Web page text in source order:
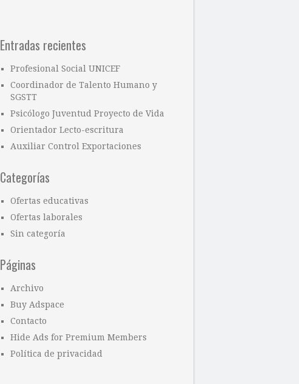
Entradas recientes
Profesional Social UNICEF
Coordinador de Talento Humano y
SGSTT
Psicólogo Juventud Proyecto de Vida
Orientador Lecto-escritura
Auxiliar Control Exportaciones
Categorías
Ofertas educativas
Ofertas laborales
Sin categoría
Páginas
Archivo
Buy Adspace
Contacto
Hide Ads for Premium Members
Política de privacidad